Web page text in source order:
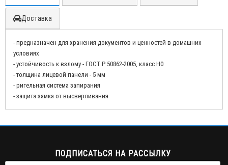
Доставка
- предназначен для хранения документов и ценностей в домашних
условиях
- устойчивость к взлому - ГОСТ Р 50862-2005, класс Н0
- толщина лицевой панели - 5 мм
- ригельная система запирания
- защита замка от высверливания
ПОДПИСАТЬСЯ НА РАССЫЛКУ